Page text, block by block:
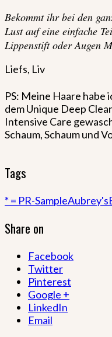
Bekommt ihr bei den
Lust auf eine einfache
Lippenstift oder Augen
Liefs, Liv
PS: Meine Haare habe
dem Unique Deep
Intensive Care
Schaum, Schaum und
Tags
* = PR-SampleAubrey's
Share on
Facebook
Twitter
Pinterest
Google +
LinkedIn
Email